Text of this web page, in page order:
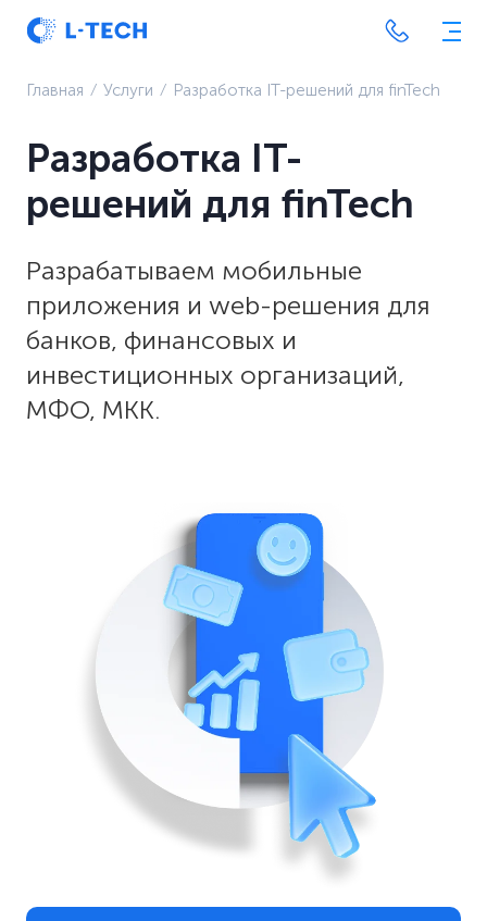
Главная ⁄ Услуги ⁄ Разработка IT-решений для finTech
Разработка IT-
решений для finTech
Разрабатываем мобильные
приложения и web-решения для
банков, финансовых и
инвестиционных организаций,
МФО, МКК.